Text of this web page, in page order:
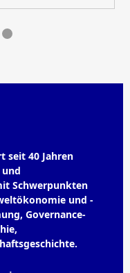
seit 40 Jahren
Schwerpunkten
und -
Governance-